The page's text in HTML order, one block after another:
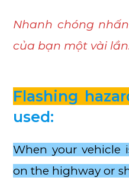
Nhanh chóng
của bạn một vài lần.
Flashing
used:
When your vehicle
on the highway or